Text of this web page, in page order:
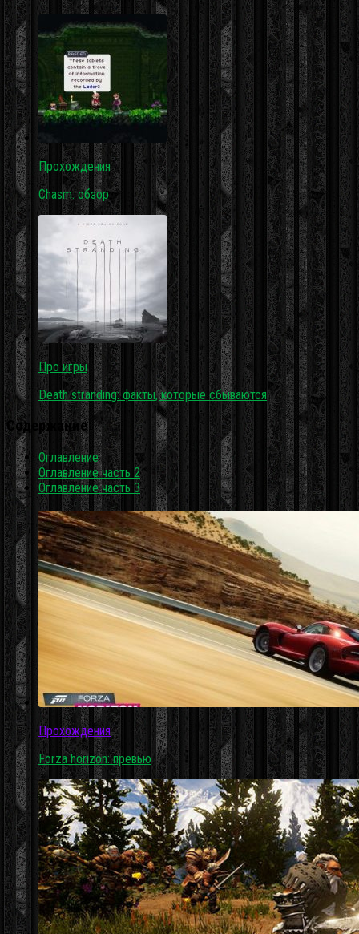
Прохождения
Chasm: обзор
Про игры
Death stranding: факты, которые сбываются
Содержание
Оглавление
Оглавление часть 2
Оглавление часть 3
Прохождения
Forza horizon: превью